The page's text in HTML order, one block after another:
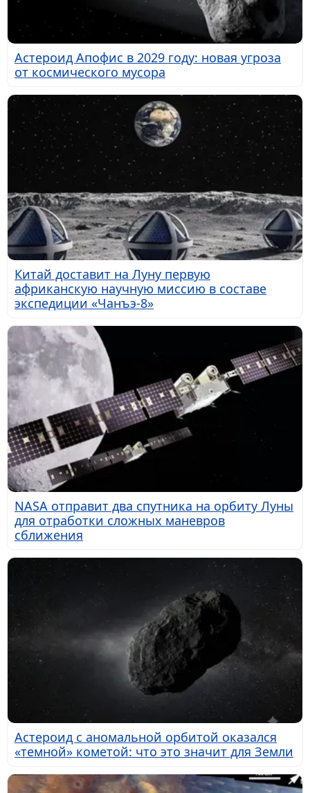
Астероид Апофис в 2029 году: новая угроза
от космического мусора
Китай доставит на Луну первую
африканскую научную миссию в составе
экспедиции «Чанъэ-8»
NASA отправит два спутника на орбиту Луны
для отработки сложных маневров
сближения
Астероид с аномальной орбитой оказался
«темной» кометой: что это значит для Земли